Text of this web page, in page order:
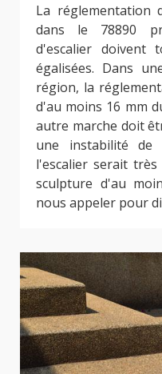
La réglementation
dans le 78890
d'escalier doivent
égalisées. Dans
région, la
d'au moins 16 mm
autre marche doit
une instabilité
l'escalier serait
sculpture d'au
nous appeler pour